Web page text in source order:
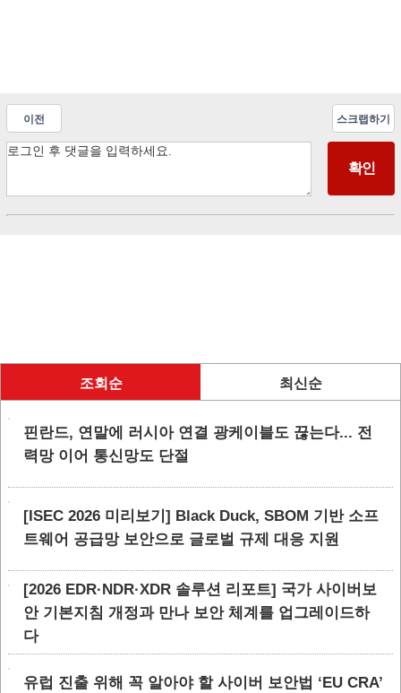
이전 스크랩하기
조회순 최신순
핀란드, 연말에 러시아 연결 광케이블도 끊는다... 전
력망 이어 통신망도 단절
[ISEC 2026 미리보기] Black Duck, SBOM 기반 소프
트웨어 공급망 보안으로 글로벌 규제 대응 지원
[2026 EDR·NDR·XDR 솔루션 리포트] 국가 사이버보
안 기본지침 개정과 만나 보안 체계를 업그레이드하
다
유럽 진출 위해 꼭 알아야 할 사이버 보안법 ‘EU CRA’